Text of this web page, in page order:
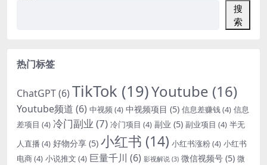
搜
索
热门标签
ChatGPT(6) TikTok (19)Youtube (16)
Youtube频道 (6) 中视频(4) 中视频项目 (5) 信息差赚钱(4) 信息
差项目 (4) 冷门副业 (7) 冷门项目 (4) 副业 (5) 副业项目 (4) 半无
人直播 (4) 好物分享 (5) 小红书 (14) 小红书涨粉(4) 小红书
电商(4) 小说推文 (4) 巨量千川 (6) 影视解说 (3) 微信视频号 (5) 微